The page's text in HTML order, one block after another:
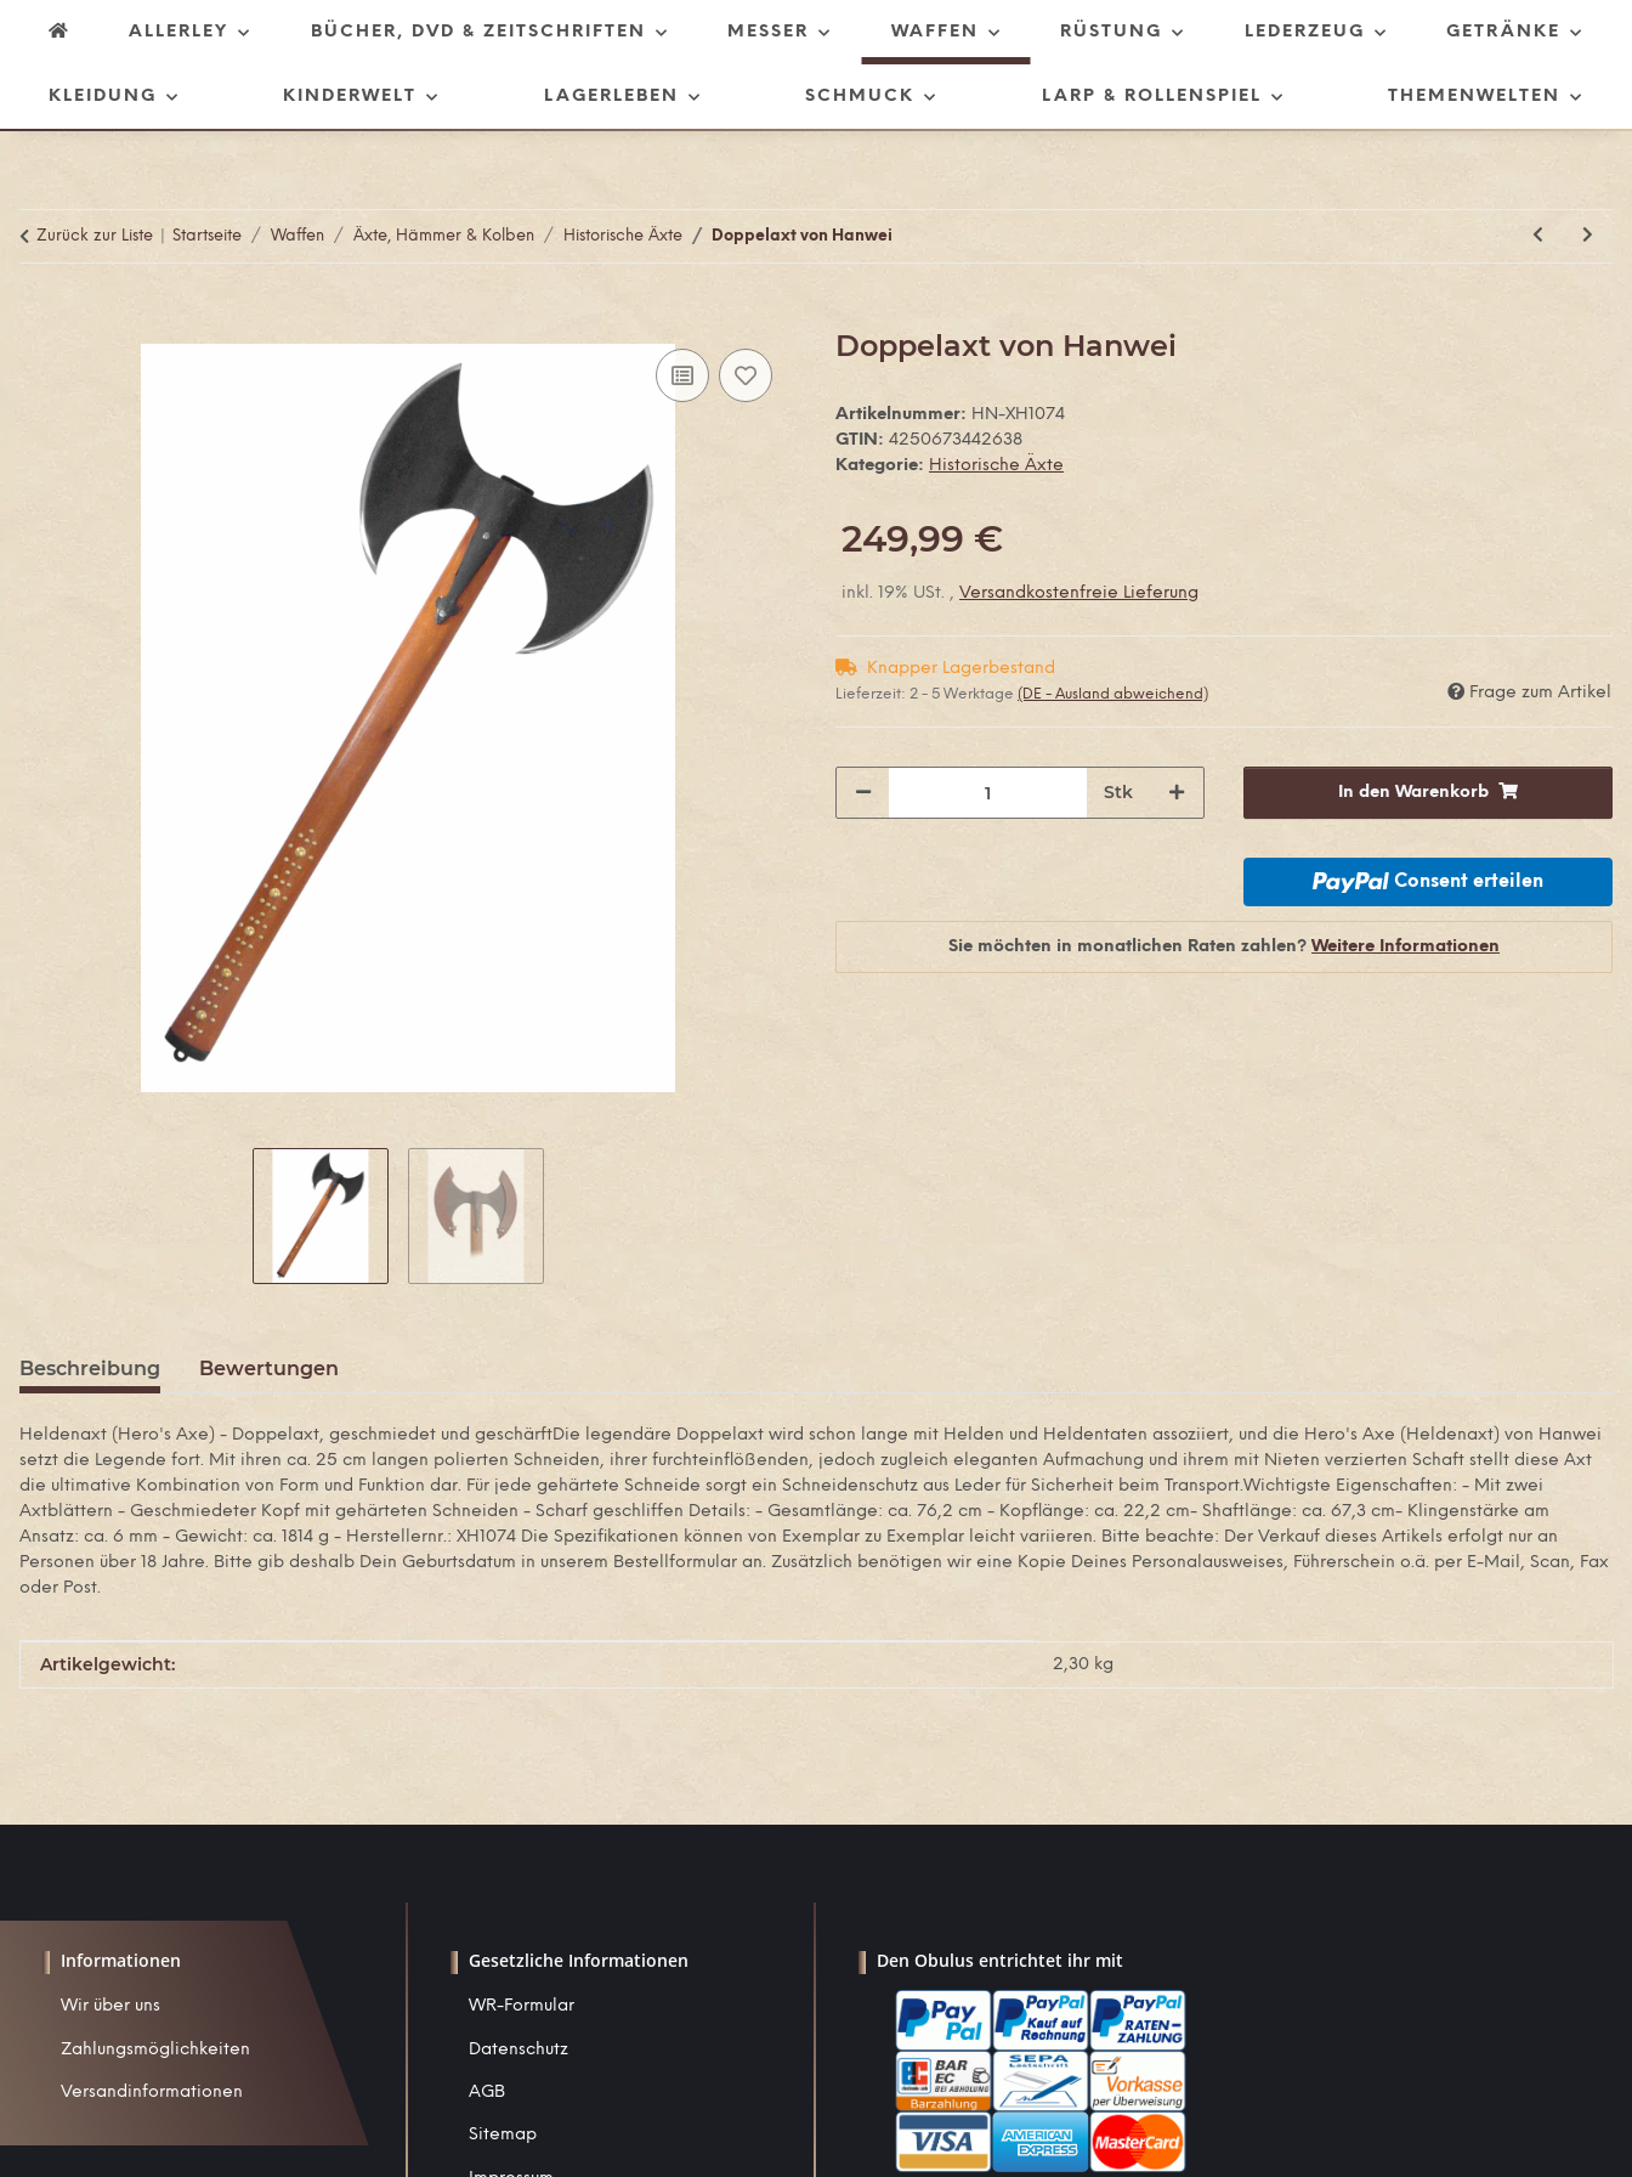
ALLERLEY BÜCHER, DVD & ZEITSCHRIFTEN MESSER WAFFEN RÜSTUNG LEDERZEUG GETRÄNKE
KLEIDUNG KINDERWELT LAGERLEBEN SCHMUCK LARP & ROLLENSPIEL THEMENWELTEN
Zurück zur Liste Startseite Waffen Äxte, Hämmer & Kolben Historische Äxte Doppelaxt von Hanwei
Doppelaxt von Hanwei
Artikelnummer: HN-XH1074
GTIN: 4250673442638
Kategorie: Historische Äxte
249,99 €
inkl. 19% USt. , Versandkostenfreie Lieferung
Knapper Lagerbestand
Lieferzeit: 2 - 5 Werktage (DE - Ausland abweichend) Frage zum Artikel
Stk In den Warenkorb
Consent erteilen
Sie möchten in monatlichen Raten zahlen? Weitere Informationen
Beschreibung Bewertungen
Heldenaxt (Hero's Axe) - Doppelaxt, geschmiedet und geschärftDie legendäre Doppelaxt wird schon lange mit Helden und Heldentaten assoziiert, und die Hero's Axe (Heldenaxt) von Hanwei
setzt die Legende fort. Mit ihren ca. 25 cm langen polierten Schneiden, ihrer furchteinflößenden, jedoch zugleich eleganten Aufmachung und ihrem mit Nieten verzierten Schaft stellt diese Axt
die ultimative Kombination von Form und Funktion dar. Für jede gehärtete Schneide sorgt ein Schneidenschutz aus Leder für Sicherheit beim Transport.Wichtigste Eigenschaften: - Mit zwei
Axtblättern - Geschmiedeter Kopf mit gehärteten Schneiden - Scharf geschliffen Details: - Gesamtlänge: ca. 76,2 cm - Kopflänge: ca. 22,2 cm- Shaftlänge: ca. 67,3 cm- Klingenstärke am
Ansatz: ca. 6 mm - Gewicht: ca. 1814 g - Herstellernr.: XH1074 Die Spezifikationen können von Exemplar zu Exemplar leicht variieren. Bitte beachte: Der Verkauf dieses Artikels erfolgt nur an
Personen über 18 Jahre. Bitte gib deshalb Dein Geburtsdatum in unserem Bestellformular an. Zusätzlich benötigen wir eine Kopie Deines Personalausweises, Führerschein o.ä. per E-Mail, Scan, Fax
oder Post.
Produkteigenschaft
Wert
Artikelgewicht: 2,30 kg
Informationen
Wir über uns
Zahlungsmöglichkeiten
Versandinformationen
Gesetzliche Informationen
WR-Formular
Datenschutz
AGB
Sitemap
Den Obulus entrichtet ihr mit